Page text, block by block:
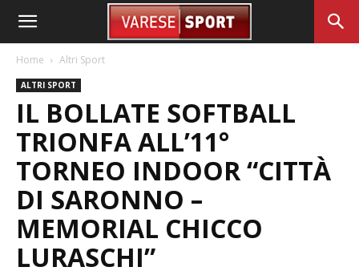
Home Altri Sport
ALTRI SPORT
IL BOLLATE SOFTBALL
TRIONFA ALL’11°
TORNEO INDOOR “CITTÀ
DI SARONNO –
MEMORIAL CHICCO
LURASCHI”